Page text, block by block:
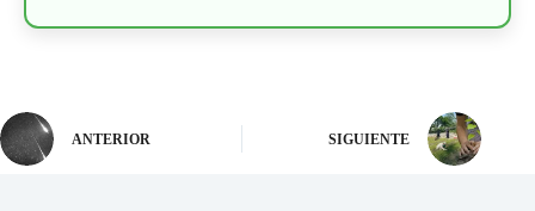
ANTERIOR SIGUIENTE